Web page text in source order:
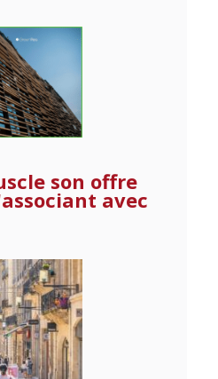
son offre
avec